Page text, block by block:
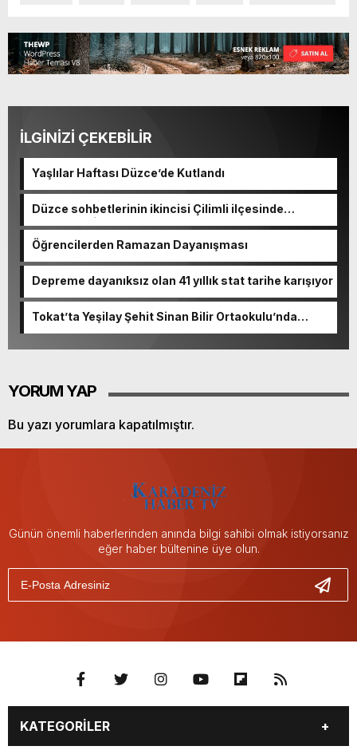
İLGİNİZİ ÇEKEBİLİR
Yaşlılar Haftası Düzce’de Kutlandı
Düzce sohbetlerinin ikincisi Çilimli ilçesinde
gerçekleşti
Öğrencilerden Ramazan Dayanışması
Depreme dayanıksız olan 41 yıllık stat tarihe karışıyor
Tokat’ta Yeşilay Şehit Sinan Bilir Ortaokulu’nda
YORUM YAP
Bu yazı yorumlara kapatılmıştır.
Günün önemli haberlerinden anında bilgi sahibi olmak istiyorsanız
eğer haber bültenine üye olun.
KATEGORİLER